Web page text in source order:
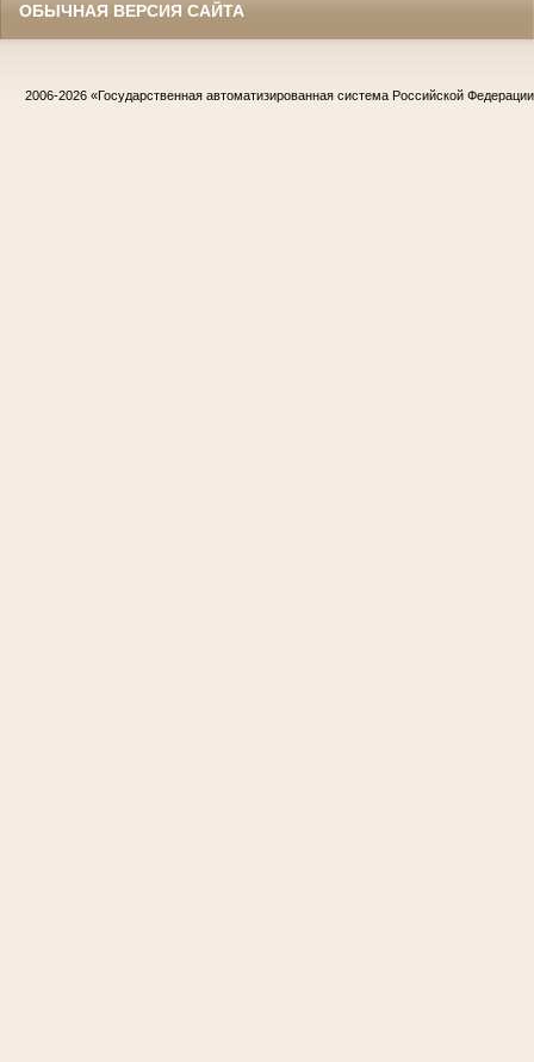
ОБЫЧНАЯ ВЕРСИЯ САЙТА
2006-2026 «Государственная автоматизированная система Российской